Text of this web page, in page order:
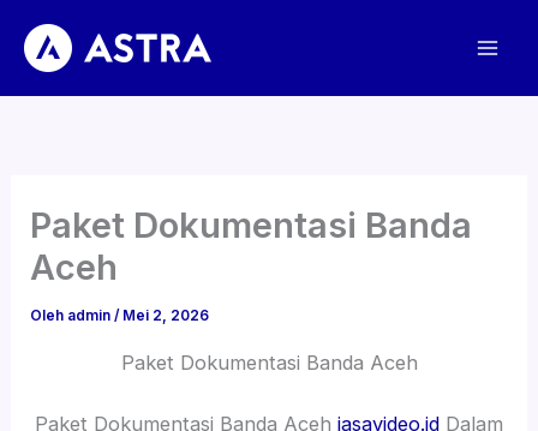
konten
Paket Dokumentasi Banda
Aceh
Oleh admin/ Mei 2, 2026
Paket Dokumentasi Banda Aceh
Paket Dokumentasi Banda Aceh jasavideo.id Dalam